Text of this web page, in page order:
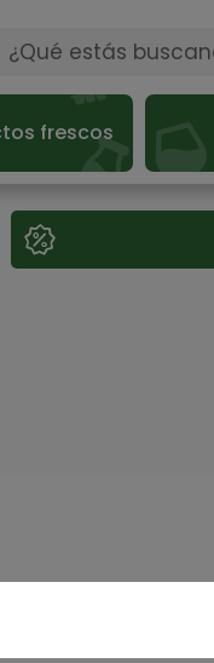
frescos